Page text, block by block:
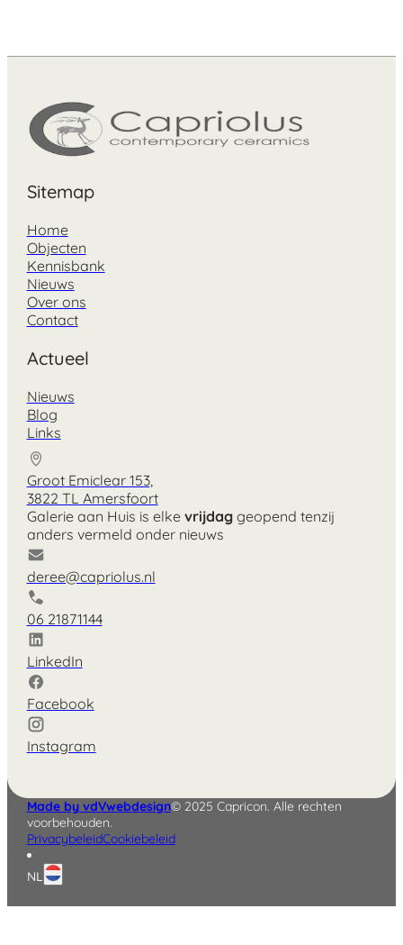
Sitemap
Home
Objecten
Kennisbank
Nieuws
Over ons
Contact
Actueel
Nieuws
Blog
Links
Groot Emiclear 153,
3822 TL Amersfoort
Galerie aan Huis is elke vrijdaggeopend tenzij
anders vermeld onder nieuws
deree@capriolus.nl
06 21871144
LinkedIn
Facebook
Instagram
Made by vdVwebdesign© 2025 Capricon. Alle rechten
voorbehouden.
PrivacybeleidCookiebeleid
NL
English
Deutsch